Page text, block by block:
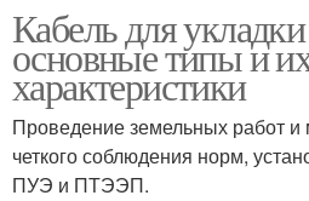
Кабель для
основные типы и
характеристики
Проведение земельных работ и
четкого соблюдения норм,
ПУЭ и ПТЭЭП.